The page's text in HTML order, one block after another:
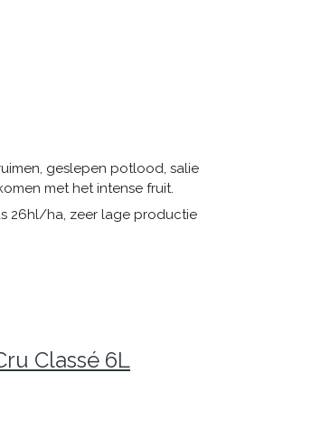
geslepen potlood, salie
met het intense fruit.
26hl/ha, zeer lage productie
Classé 6L